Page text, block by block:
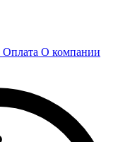
Оплата О компании